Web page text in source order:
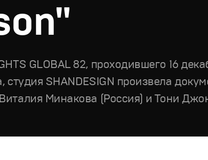
GLOBAL 82, проходившего 16
SHANDESIGN произвела
Минакова (Россия) и Тони